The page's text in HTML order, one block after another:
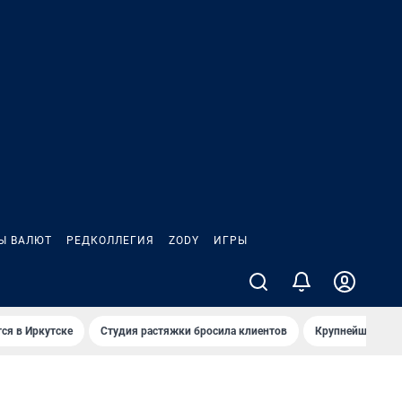
ВАЛЮТ РЕДКОЛЛЕГИЯ ZODY ИГРЫ
в Иркутске Студия растяжки бросила клиентов Крупнейшие